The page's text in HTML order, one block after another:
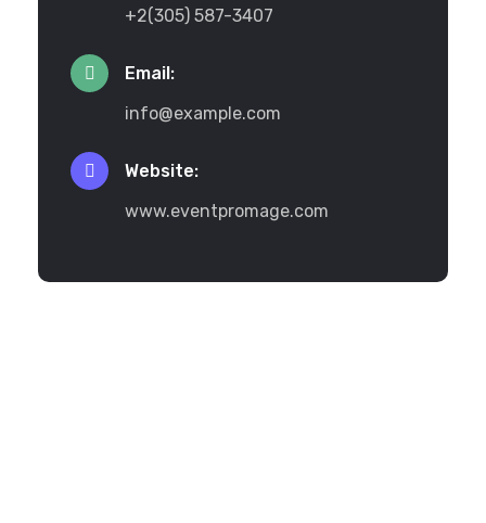
+2(305) 587-3407
Email:
info@example.com
Website:
www.eventpromage.com